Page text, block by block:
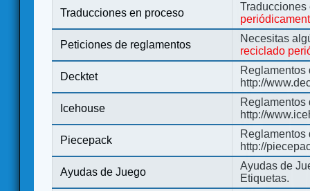
Traducciones en proceso
Peticiones de reglamentos
Necesitas
reciclado
Decktet
Reglamentos
http://
Icehouse
Reglamentos
http://
Piecepack
Reglamentos
http://
Ayudas de Juego
Ayudas de
Etiquetas.